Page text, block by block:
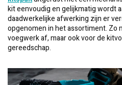
kit eenvoudig en gelijkmatig wordt
daadwerkelijke afwerking zijn er
opgenomen in het assortiment. Zo
voegwerk af, maar ook voor de
gereedschap.